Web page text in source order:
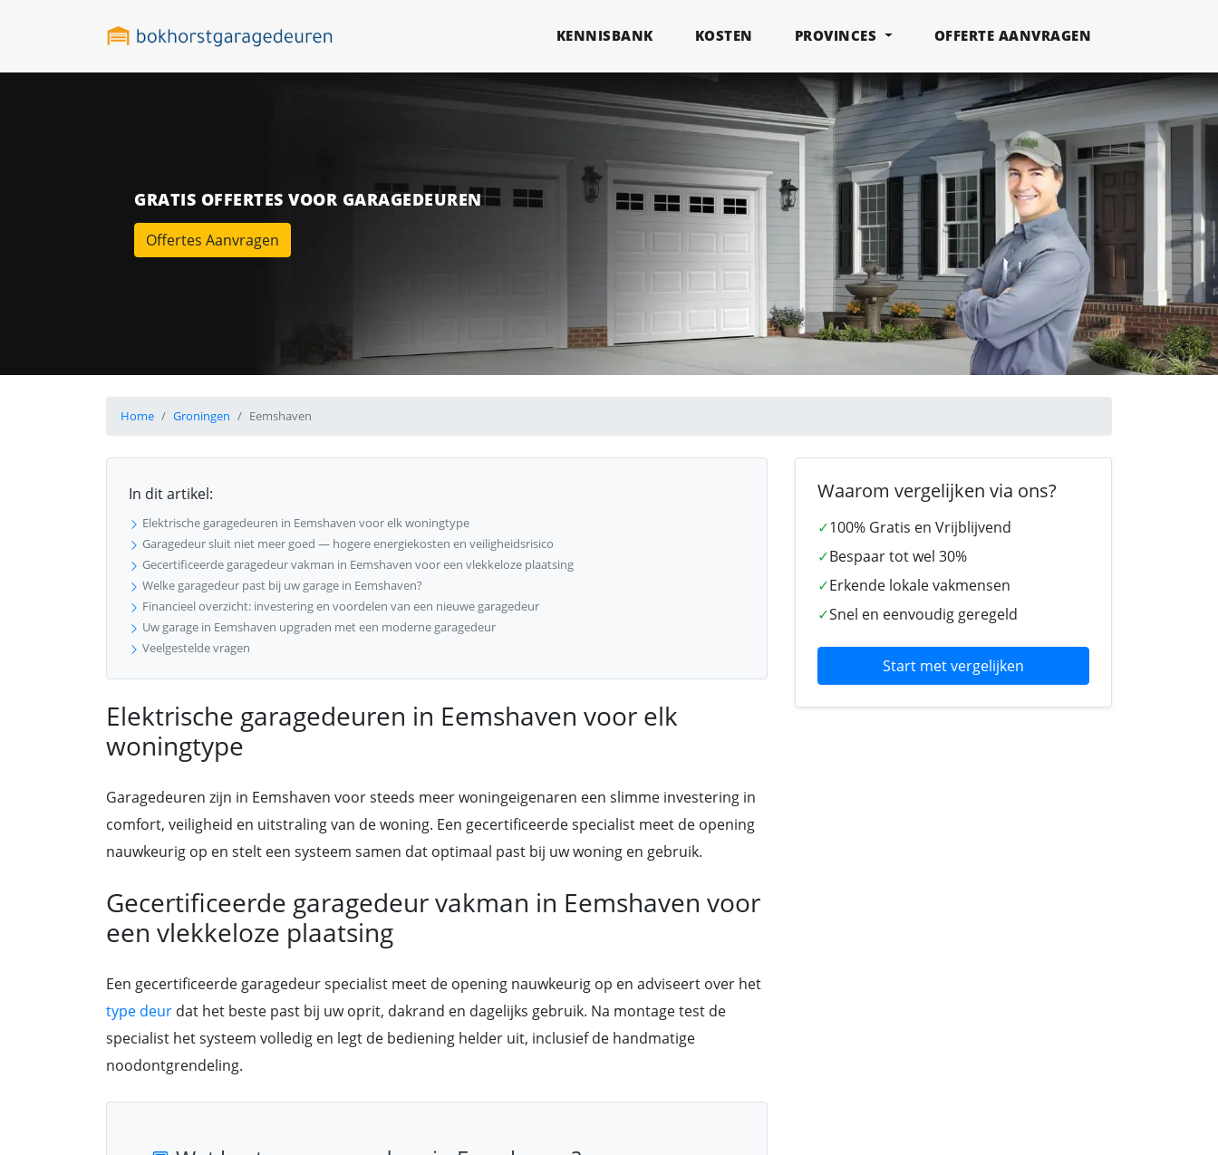
KENNISBANK KOSTEN PROVINCES OFFERTE AANVRAGEN
GRATIS OFFERTES VOOR GARAGEDEUREN
Offertes Aanvragen
Home Groningen Eemshaven
In dit artikel:
Elektrische garagedeuren in Eemshaven voor elk woningtype
Garagedeur sluit niet meer goed — hogere energiekosten en veiligheidsrisico
Gecertificeerde garagedeur vakman in Eemshaven voor een vlekkeloze plaatsing
Welke garagedeur past bij uw garage in Eemshaven?
Financieel overzicht: investering en voordelen van een nieuwe garagedeur
Uw garage in Eemshaven upgraden met een moderne garagedeur
Veelgestelde vragen
Elektrische garagedeuren in Eemshaven voor elk
woningtype
Garagedeuren zijn in Eemshaven voor steeds meer woningeigenaren een slimme investering in
comfort, veiligheid en uitstraling van de woning. Een gecertificeerde specialist meet de opening
nauwkeurig op en stelt een systeem samen dat optimaal past bij uw woning en gebruik.
Gecertificeerde garagedeur vakman in Eemshaven voor
een vlekkeloze plaatsing
Een gecertificeerde garagedeur specialist meet de opening nauwkeurig op en adviseert over het
type deur dat het beste past bij uw oprit, dakrand en dagelijks gebruik. Na montage test de
specialist het systeem volledig en legt de bediening helder uit, inclusief de handmatige
noodontgrendeling.
Waarom vergelijken via ons?
✓100% Gratis en Vrijblijvend
✓Bespaar tot wel 30%
✓Erkende lokale vakmensen
✓Snel en eenvoudig geregeld
Start met vergelijken